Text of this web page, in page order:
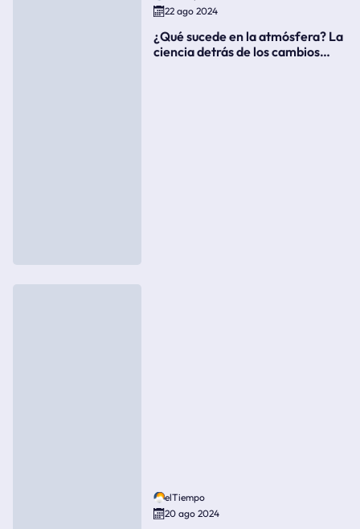
22 ago 2024
¿Qué sucede en la atmósfera? La
ciencia detrás de los cambios
elTiempo
20 ago 2024